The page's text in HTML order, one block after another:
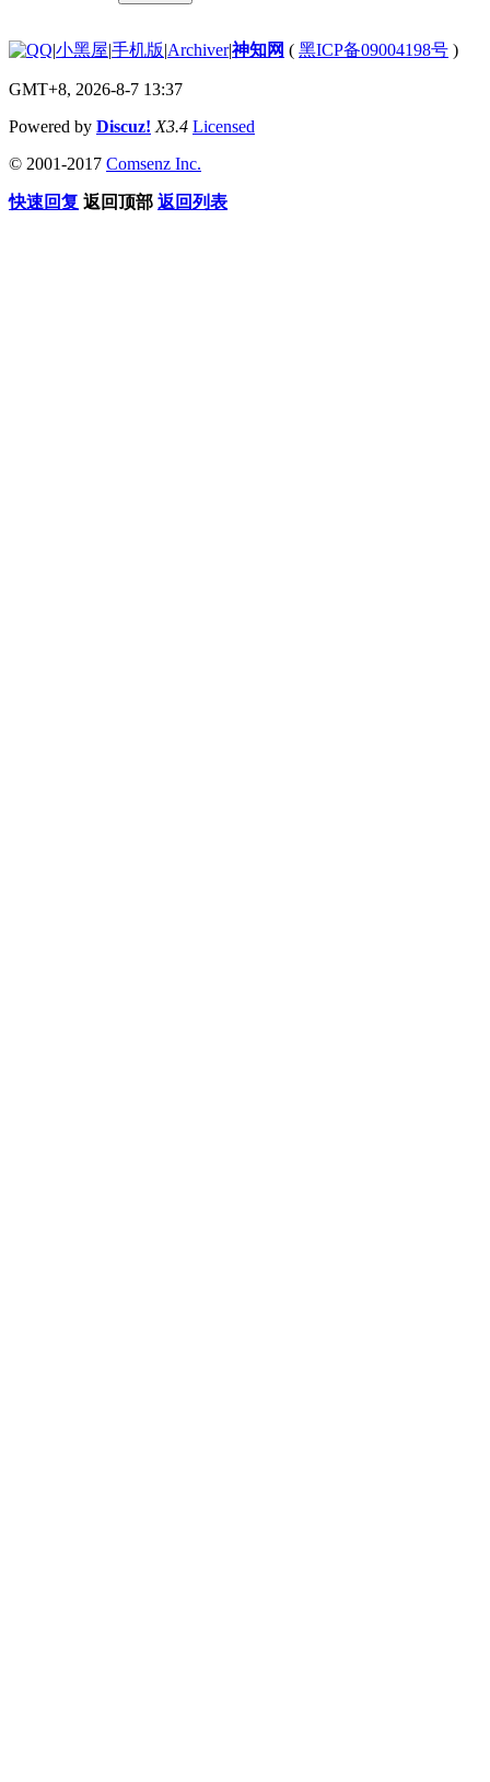
|小黑屋|手机版|Archiver|神知网 ( 黑ICP备09004198号 )
GMT+8, 2026-8-7 13:37
Powered by Discuz! X3.4 Licensed
© 2001-2017 Comsenz Inc.
快速回复 返回顶部 返回列表